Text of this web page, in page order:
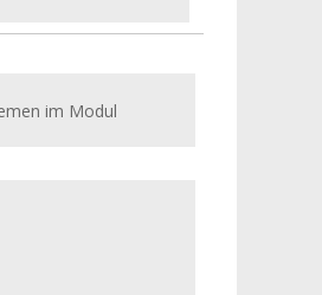
im Modul